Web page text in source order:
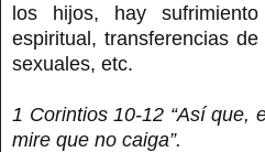
los hijos, hay
espiritual, transferencias
sexuales, etc.
1 Corintios 10-12 “Así que,
mire que no caiga”.